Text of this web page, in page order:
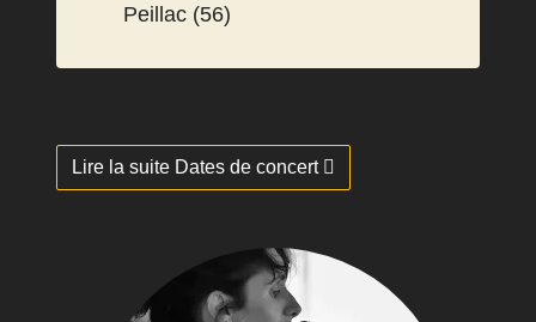
Peillac (56)
Lire la suite Dates de concert